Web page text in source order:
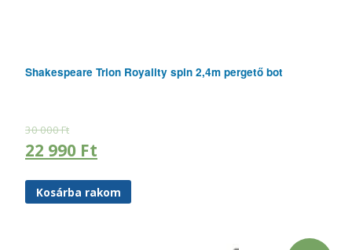
Shakespeare Trion Royality spin 2,4m pergető bot
30 000Ft
22 990 Ft
Kosárba rakom